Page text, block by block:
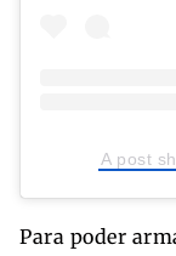
A post
Para poder